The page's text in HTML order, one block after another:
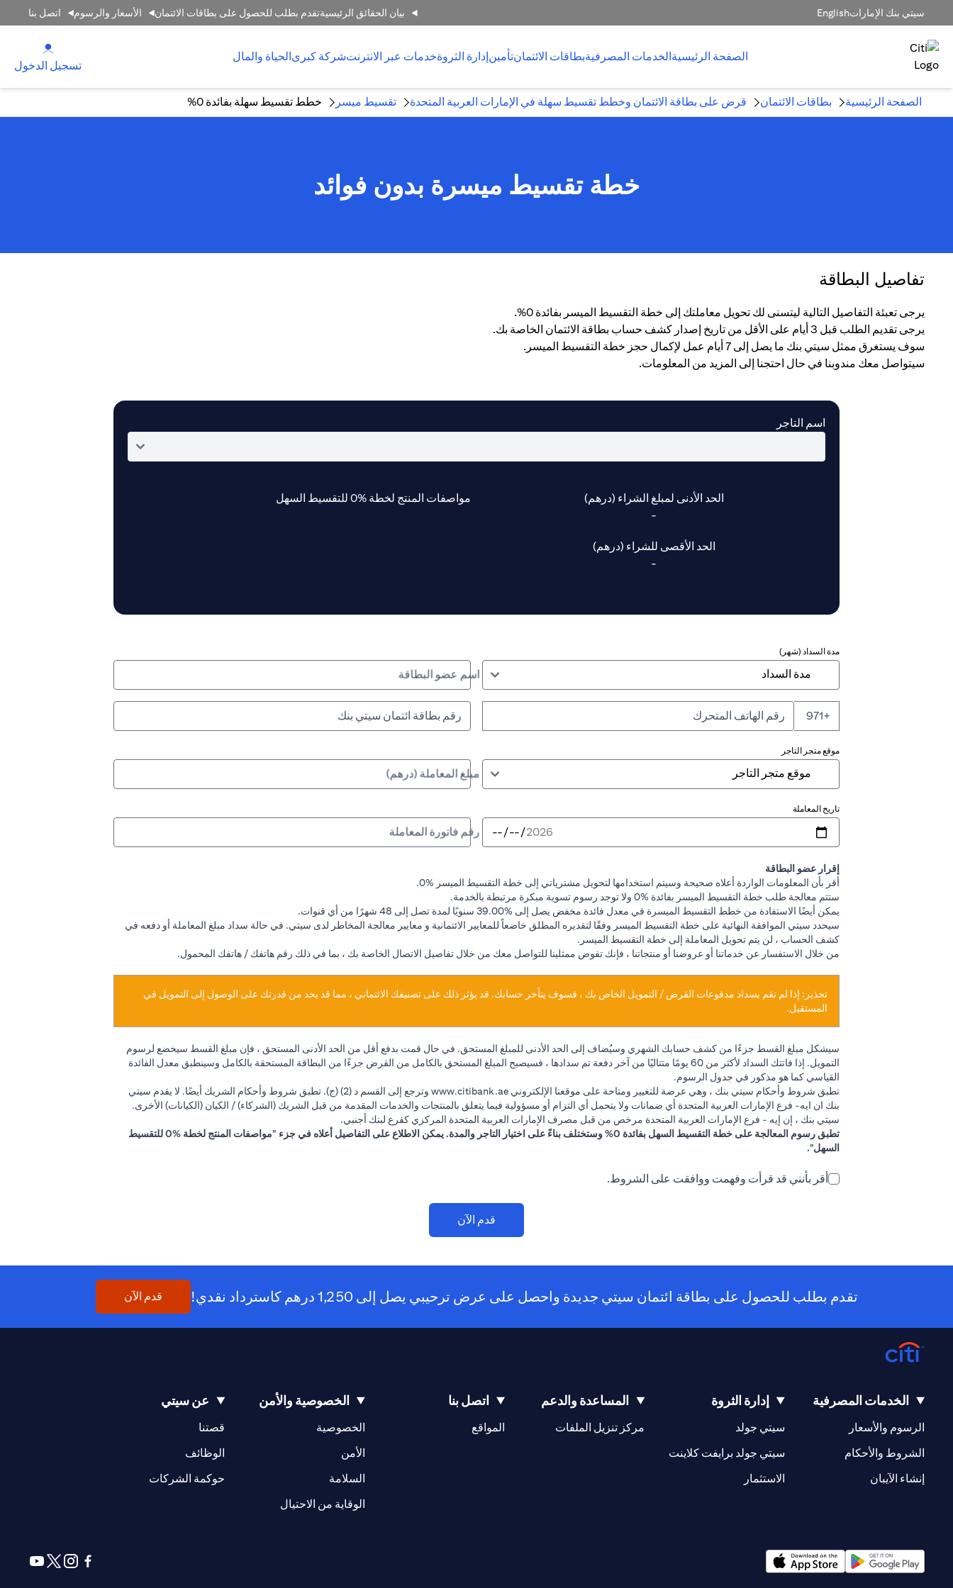
سيتي بنك الإماراتEnglish بيان الحقائق الرئيسيةتقدم بطلب للحصول على بطاقات الائتمان الأسعار والرسوم اتصل بنا
الصفحة الرئيسيةالخدمات المصرفيةبطاقات الائتمانتأمينإدارة الثروةخدمات عبر الانترنتشركة كبرىالحياة والمال
تسجيل الدخول
الصفحة الرئيسية بطاقات الائتمان قرض على بطاقة الائتمان وخطط تقسيط سهلة في الإمارات العربية المتحدة تقسيط ميسر خطط تقسيط سهلة بفائدة 0%
خطة تقسيط ميسرة بدون فوائد
تفاصيل البطاقة
يرجى تعبئة التفاصيل التالية ليتسنى لك تحويل معاملتك إلى خطة التقسيط الميسر بفائدة 0%.
يرجى تقديم الطلب قبل 3 أيام على الأقل من تاريخ إصدار كشف حساب بطاقة الائتمان الخاصة بك.
سوف يستغرق ممثل سيتي بنك ما يصل إلى 7 أيام عمل لإكمال حجز خطة التقسيط الميسر.
سيتواصل معك مندوبنا في حال احتجنا إلى المزيد من المعلومات.
اسم التاجر
الحد الأدنى لمبلغ الشراء (درهم)
-
الحد الأقصى للشراء (درهم)
-
مواصفات المنتج لخطة %0 للتقسيط السهل
مدة السداد (شهر)
اسم عضو البطاقة
+971
موقع متجر التاجر
مبلغ المعاملة (درهم)
تاريخ المعاملة
رقم فاتورة المعاملة
إقرار عضو البطاقة
أقر بأن المعلومات الواردة أعلاه صحيحة وسيتم استخدامها لتحويل مشترياتي إلى خطة التقسيط الميسر %0.
ستتم معالجة طلب خطة التقسيط الميسر بفائدة %0 ولا توجد رسوم تسوية مبكرة مرتبطة بالخدمة.
يمكن أيضًا الاستفادة من خطط التقسيط الميسرة في معدل فائدة مخفض يصل إلى %39.00 سنويًا لمدة تصل إلى 48 شهرًا من أي قنوات.
سيحدد سيتي الموافقة النهائية على خطة التقسيط الميسر وفقًا لتقديره المطلق خاضعاً للمعايير الائتمانية و معايير معالجة المخاطر لدى سيتي. في حالة سداد مبلغ المعاملة أو دفعه في
كشف الحساب ، لن يتم تحويل المعاملة إلى خطة التقسيط الميسر.
من خلال الاستفسار عن خدماتنا أو عروضنا أو منتجاتنا ، فإنك تفوض ممثلينا للتواصل معك من خلال تفاصيل الاتصال الخاصة بك ، بما في ذلك رقم هاتفك / هاتفك المحمول.
تحذير: إذا لم تقم بسداد مدفوعات القرض / التمويل الخاص بك ، فسوف يتأخر حسابك. قد يؤثر ذلك على تصنيفك الائتماني ، مما قد يحد من قدرتك على الوصول إلى التمويل في
المستقبل.
سيشكل مبلغ القسط جزءًا من كشف حسابك الشهري وسيُضاف إلى الحد الأدنى للمبلغ المستحق. في حال قمت بدفع أقل من الحد الأدنى المستحق ، فإن مبلغ القسط سيخضع لرسوم
التمويل. إذا فاتتك السداد لأكثر من 60 يومًا متتاليًا من آخر دفعة تم سدادها ، فسيصبح المبلغ المستحق بالكامل من القرض جزءًا من البطاقة المستحقة بالكامل وسينطبق معدل الفائدة
القياسي كما هو مذكور في جدول الرسوم.
تطبق شروط وأحكام سيتي بنك ، وهي عرضة للتغيير ومتاحة على موقعنا الإلكتروني www.citibank.ae
(opens in a new tab)
وترجع إلى القسم د (2) (ج). تطبق شروط وأحكام الشريك أيضًا. لا يقدم سيتي
بنك ان ايه- فرع الإمارات العربية المتحدة أي ضمانات ولا يتحمل أي التزام أو مسؤولية فيما يتعلق بالمنتجات والخدمات المقدمة من قبل الشريك (الشركاء) / الكيان (الكيانات) الأخرى.
سيتي بنك ، إن إيه - فرع الإمارات العربية المتحدة مرخص من قبل مصرف الإمارات العربية المتحدة المركزي كفرع لبنك أجنبي.
تطبق رسوم المعالجة على خطة التقسيط السهل بفائدة 0% وستختلف بناءً على اختيار التاجر والمدة. يمكن الاطلاع على التفاصيل أعلاه في جزء "مواصفات المنتج لخطة %0 للتقسيط
السهل".
أقر بأنني قد قرأت وفهمت ووافقت على الشروط.
قدم الآن
تقدم بطلب للحصول على بطاقة ائتمان سيتي جديدة واحصل على عرض ترحيبي يصل إلى 1,250 درهم كاسترداد نقدي! قدم الآن
الخدمات المصرفية
الرسوم والأسعار
الشروط والأحكام
إنشاء الآيبان
إدارة الثروة
سيتي جولد
سيتي جولد برايفت كلاينت
الاستثمار
المساعدة والدعم
مركز تنزيل الملفات
اتصل بنا
المواقع
(opens in a new tab)
الخصوصية والأمن
الخصوصية
الأمن
السلامة
الوقاية من الاحتيال
عن سيتي
قصتنا
(opens in a new tab)
الوظائف
(opens in a new tab)
حوكمة الشركات
(opens in a new tab)